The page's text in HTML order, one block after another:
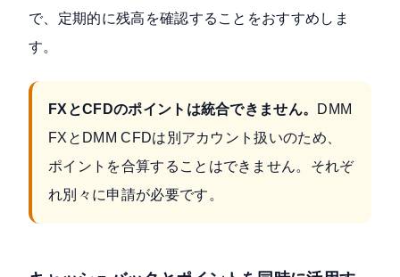
で、定期的に残高を確認することをおすすめしま
す。
FXとCFDのポイントは統合できません。 DMM
FXとDMM CFDは別アカウント扱いのため、
ポイントを合算することはできません。それぞ
れ別々に申請が必要です。